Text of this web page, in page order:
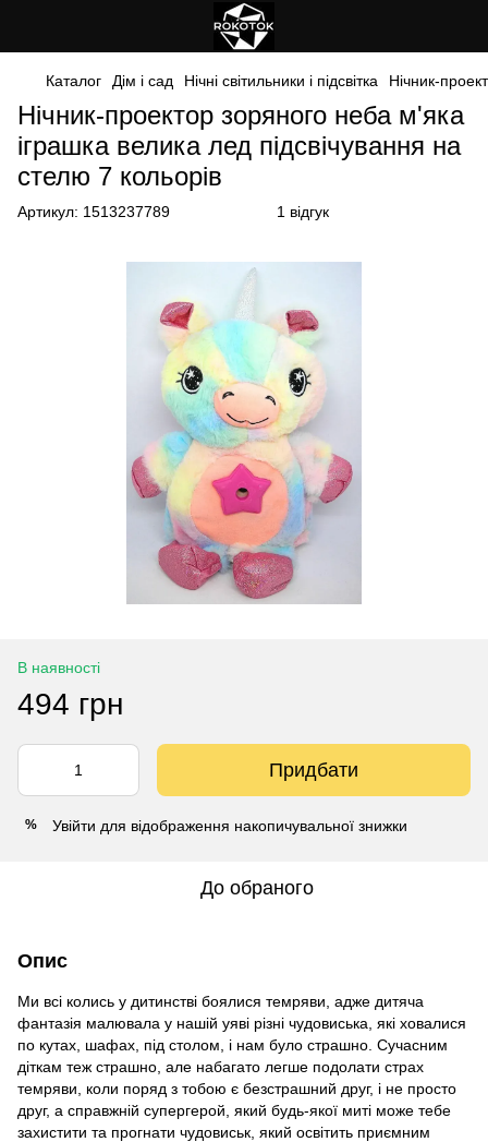
Каталог Дім і сад Нічні світильники і підсвітка Нічник-
Нічник-проектор зоряного неба м'яка
іграшка велика лед підсвічування на
стелю 7 кольорів
Артикул: 1513237789 1 відгук
В наявності
494 грн
Придбати
% Увійти для відображення накопичувальної знижки
До обраного
Опис
Ми всі колись у дитинстві боялися темряви, адже дитяча
фантазія малювала у нашій уяві різні чудовиська, які ховалися
по кутах, шафах, під столом, і нам було страшно. Сучасним
діткам теж страшно, але набагато легше подолати страх
темряви, коли поряд з тобою є безстрашний друг, і не просто
друг, а справжній супергерой, який будь-якої миті може тебе
захистити та прогнати чудовиськ, який освітить приємним